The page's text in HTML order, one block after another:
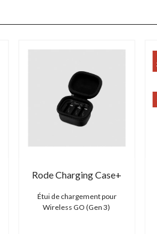
Rode Charging Case+
Étui de chargement pour
Wireless GO (Gen 3)